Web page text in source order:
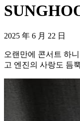
2025 年 6 月 22 日
오랜만에 콘서트 하
고 엔진의 사랑도 듬